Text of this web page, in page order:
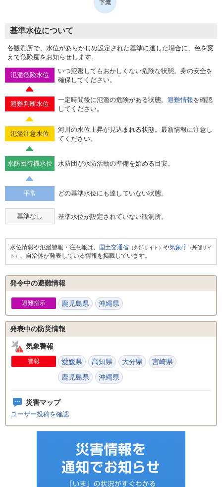
基準水位について
各観測所で、水位があらかじめ設定された基準に達した場合に、色を変
えて危険度をお知らせします。
氾濫危険水位
いつ氾濫してもおかしくない危険な状態。身の安全を
確保してください。
避難判断水位
一定時間後に氾濫の危険がある状態。 避難情報を確認
してください。
氾濫注意水位
河川の水位上昇が見込まれる状態。最新情報に注意し
てください。
水防団待機水位 水防団が水防活動の準備を始める目安。
平常 どの基準水位にも達していない状態。
基準なし 基準水位が設定されていない観測所。
水位情報や氾濫警報・注意報は、 国土交通省 （外部サイト） や気象庁 （外部サイ
ト） 、自治体が発表している情報を掲載しています。
発令中の避難情報
避難指示 鹿児島県 沖縄県
発表中の防災情報
気象警報
警報 愛媛県 高知県 大分県
宮崎県
鹿児島県
沖縄県
災害マップ
ユーザー投稿を確認